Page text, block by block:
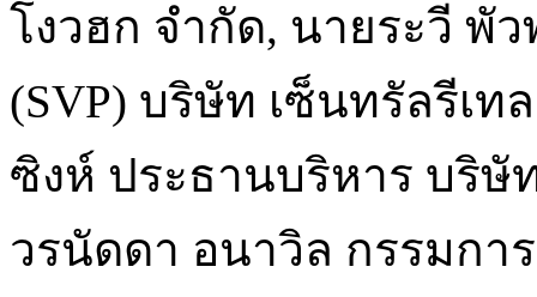
โงวฮก จำกัด, นายระวี พัว
(SVP) บริษัท เซ็นทรัลรีเท
ซิงห์ ประธานบริหาร บริษั
วรนัดดา อนาวิล กรรมกา